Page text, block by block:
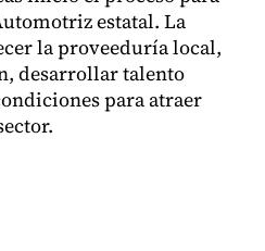
estatal. La
la proveeduría local,
desarrollar talento
para atraer